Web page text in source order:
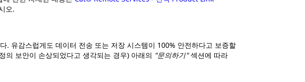
오.
. 유감스럽게도 데이터 전송 또는 저장 시스템이 100% 안전하다고 보증할
의 보안이 손상되었다고 생각되는 경우) 아래의 "문의하기"섹션에 따라